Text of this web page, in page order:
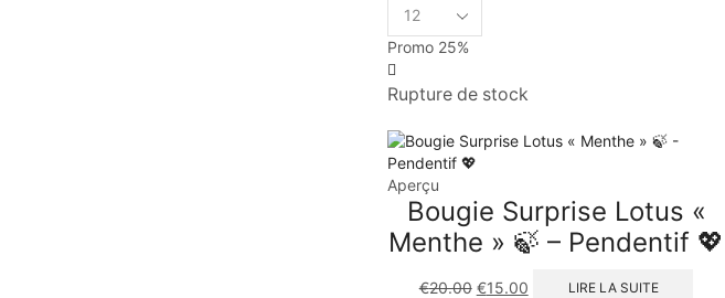
Promo 25%
Rupture de stock
Aperçu
Bougie Surprise Lotus «
Menthe » 🍃 – Pendentif 💖
€20.00 €15.00 LIRE LA SUITE